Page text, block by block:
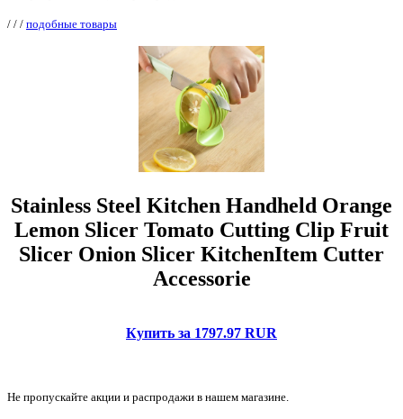
/ / / подобные товары
Stainless Steel Kitchen Handheld Orange
Lemon Slicer Tomato Cutting Clip Fruit
Slicer Onion Slicer KitchenItem Cutter
Accessorie
Купить за 1797.97 RUR
Не пропускайте акции и распродажи в нашем магазине.